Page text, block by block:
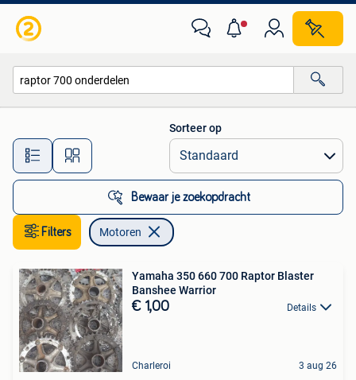
Alle afstanden…
Sorteer op
Bewaar je zoekopdracht
Filters Motoren
Yamaha 350 660 700 Raptor Blaster
Banshee Warrior
€ 1,00 Details
Charleroi 3 aug 26